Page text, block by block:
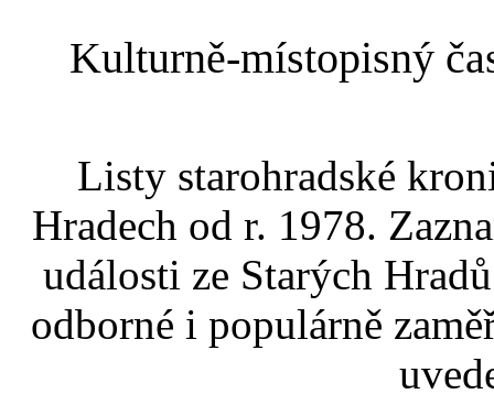
Kulturně-místopisný
Listy starohradské
Hradech od r. 1978.
události ze Starých
odborné i populárně